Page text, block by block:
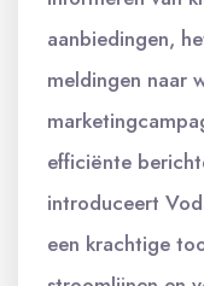
aanbiedingen,
meldingen naar
efficiënte
introduceert
een krachtige